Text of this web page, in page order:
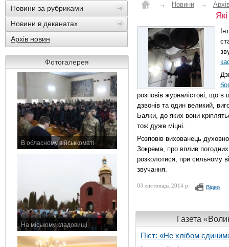
Новини за рубриками
Новини в деканатах
Архів новин
Фотогалерея
В обласному військкоматі
На міському кладовищі
→ Новини →
розповів журналістові, що в
дзвонів та один великий,
Балки, до яких вони
тож дуже міцні.
Розповів вихованець
Зокрема, про вплив
розколотися, при сильному
звучання.
03 листопада 2014 р. Відео
Газета
Піст: «Не хлібом